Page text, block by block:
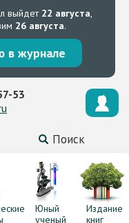
выйдет 22 августа,
26 августа.
в журнале
Поиск
53
Юный
ученый
Издание
книг